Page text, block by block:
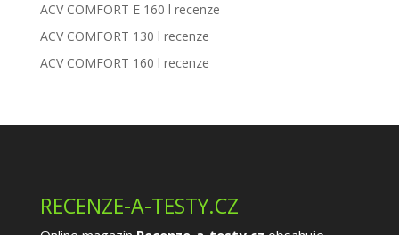
ACV COMFORT E 160 l recenze
ACV COMFORT 130 l recenze
ACV COMFORT 160 l recenze
RECENZE-A-TESTY.CZ